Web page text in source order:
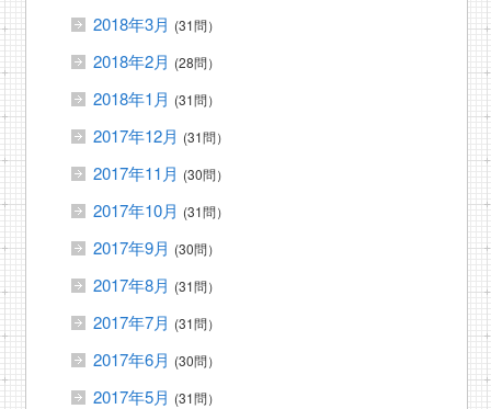
2018年3月 (31問）
2018年2月 (28問）
2018年1月 (31問）
2017年12月 (31問）
2017年11月 (30問）
2017年10月 (31問）
2017年9月 (30問）
2017年8月 (31問）
2017年7月 (31問）
2017年6月 (30問）
2017年5月 (31問）